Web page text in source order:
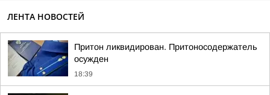
ЛЕНТА НОВОСТЕЙ
Притон ликвидирован. Притоносодержатель
осужден
18:39